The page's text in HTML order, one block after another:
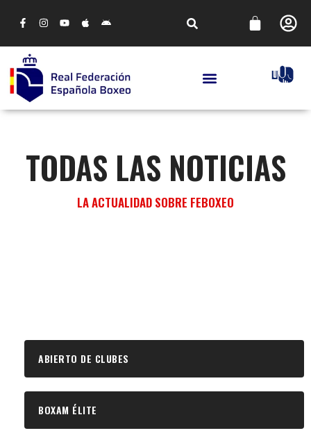
TODAS LAS NOTICIAS
LA ACTUALIDAD SOBRE FEBOXEO
ABIERTO DE CLUBES
BOXAM ÉLITE